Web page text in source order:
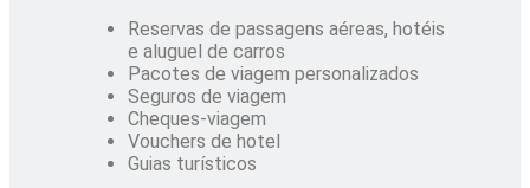
Reservas de passagens aéreas, hotéis
e aluguel de carros
Pacotes de viagem personalizados
Seguros de viagem
Cheques-viagem
Vouchers de hotel
Guias turísticos